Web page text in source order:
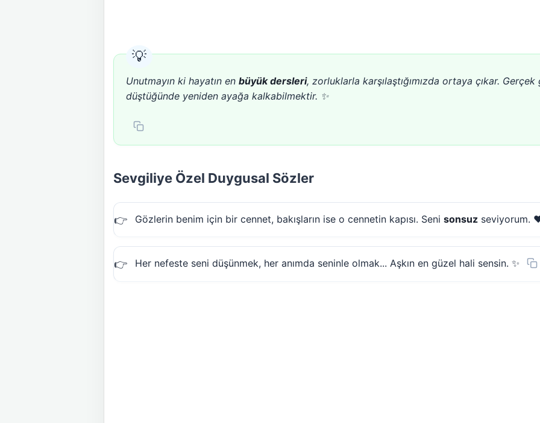
Unutmayın ki hayatın en büyük dersleri, zorluklarla karşılaştığımızda ortaya çıkar.
düştüğünde yeniden ayağa kalkabilmektir. ✨
Sevgiliye Özel Duygusal Sözler
Gözlerin benim için bir cennet, bakışların ise o cennetin kapısı. Seni sonsuz seviyorum.
Her nefeste seni düşünmek, her anımda seninle olmak... Aşkın en güzel hali sensin. ✨